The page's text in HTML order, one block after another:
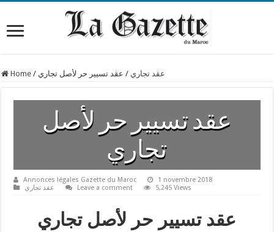
Home / عقد تجاري / عقد تسيير حر لأصل تجاري
عقد تسيير حر لأصل
تجاري
Annonces légales Gazette du Maroc
1 novembre 2018
عقد تجاري
Leave a comment 5,245 Views
عقد تسيير حر لأصل تجاري